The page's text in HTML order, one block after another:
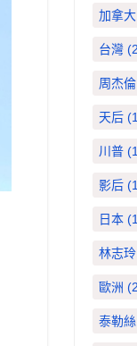
加拿大
台灣
周杰倫
天后
川普
影后
日本
林志玲
歐洲
泰勒絲